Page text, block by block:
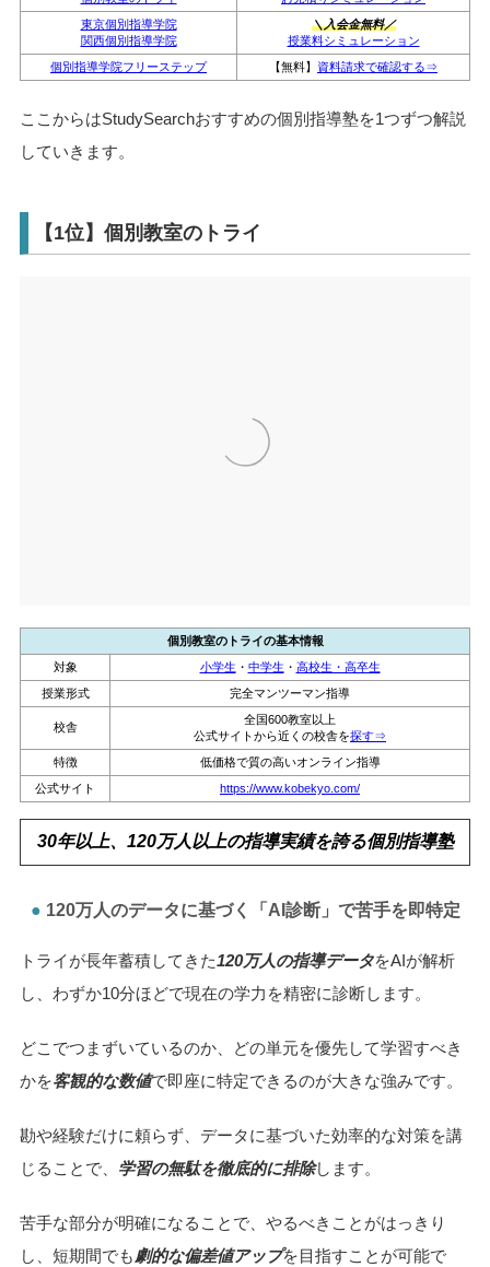
東京個別指導学院
関西個別指導学院
＼入会金無料／
授業料シミュレーション
個別指導学院フリーステップ
【無料】 資料請求で確認する⇒
ここからはStudySearchおすすめの個別指導塾を1つずつ解説
していきます。
【1位】個別教室のトライ
個別教室のトライの基本情報
対象
小学生 ・ 中学生 ・ 高校生・高卒生
授業形式
完全マンツーマン指導
校舎
全国600教室以上
公式サイトから近くの校舎を探す⇒
特徴
低価格で質の高いオンライン指導
公式サイト
https://www.kobekyo.com/
30年以上、120万人以上の指導実績を誇る個別指導塾
120万人のデータに基づく「AI診断」で苦手を即特定
トライが長年蓄積してきた120万人の指導データをAIが解析
し、わずか10分ほどで現在の学力を精密に診断します。
どこでつまずいているのか、どの単元を優先して学習すべき
かを客観的な数値で即座に特定できるのが大きな強みです。
勘や経験だけに頼らず、データに基づいた効率的な対策を講
じることで、 学習の無駄を徹底的に排除します。
苦手な部分が明確になることで、やるべきことがはっきり
し、短期間でも劇的な偏差値アップを目指すことが可能で